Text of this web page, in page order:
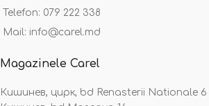
Telefon: 079 222 338
Mail: info@carel.md
Magazinele Carel
Кишинев, цирк, bd Renasterii Nationale 6